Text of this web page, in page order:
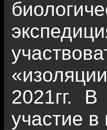
2021гг.
участие